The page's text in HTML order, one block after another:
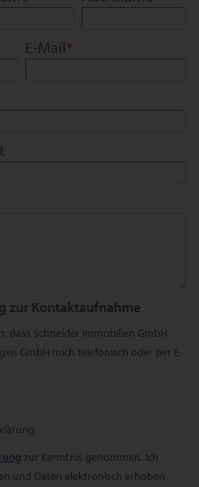
E-Mail*
zur Kontaktaufnahme
dass Schneider Immobilien GmbH
GmbH mich telefonisch oder per E-
zur Kenntnis genommen. Ich
und Daten elektronisch erhoben